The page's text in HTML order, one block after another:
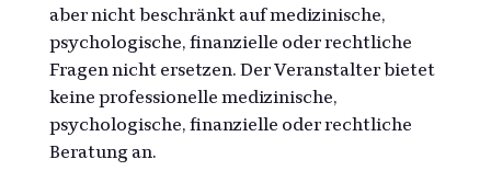
aber nicht beschränkt auf medizinische,
psychologische, finanzielle oder rechtliche
Fragen nicht ersetzen. Der Veranstalter bietet
keine professionelle medizinische,
psychologische, finanzielle oder rechtliche
Beratung an.